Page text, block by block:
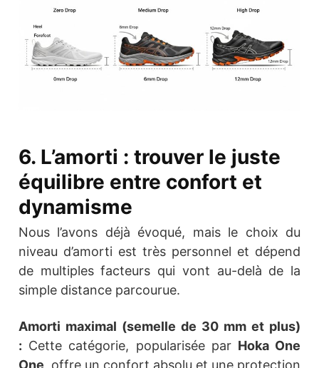
6. L’amorti : trouver le juste
équilibre entre confort et
dynamisme
Nous l’avons déjà évoqué, mais le choix du
niveau d’amorti est très personnel et dépend
de multiples facteurs qui vont au-delà de la
simple distance parcourue.
Amorti maximal (semelle de 30 mm et plus)
: Cette catégorie, popularisée par Hoka One
One , offre un confort absolu et une protection